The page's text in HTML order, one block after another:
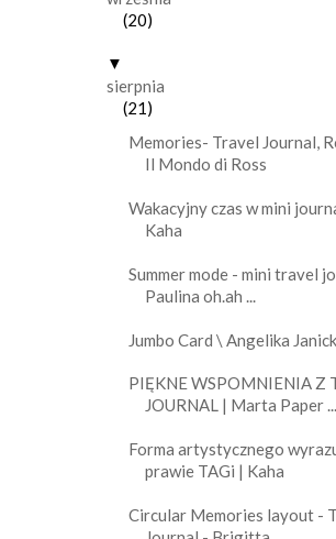
(20)
▼
sierpnia
(21)
Memories- Travel Journal,
Il Mondo di Ross
Wakacyjny czas w mini
Kaha
Summer mode - mini travel
Paulina oh.ah ...
Jumbo Card \ Angelika
PIĘKNE WSPOMNIENIA Z
JOURNAL | Marta Paper ...
Forma artystycznego
prawie TAGi | Kaha
Circular Memories layout -